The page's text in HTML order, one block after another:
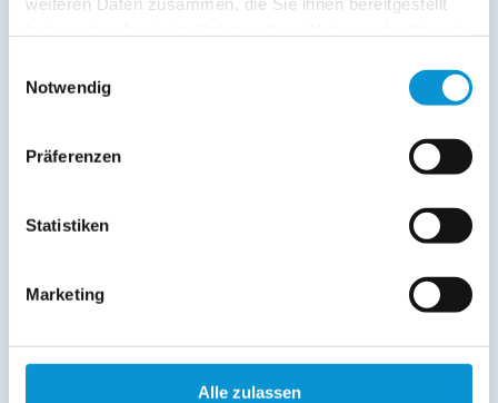
Notwendig
Präferenzen
Statistiken
Marketing
Alle zulassen
Bitte stellen Sie hier keine Anfrage für ein bestimmtes
geschickt wird. Wenn Sie ein bestimmtes Objekt anfragen möchten, so
nutzen Sie bitte die Kontaktdaten des jeweiligen Vermieters auf der
Akademischer Titel: